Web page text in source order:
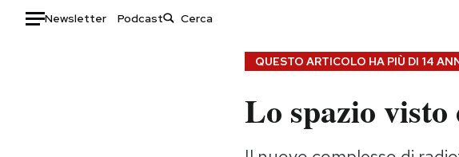
Newsletter Podcast
QUESTO ARTICOLO HA PIÙ DI 14
Lo spazio